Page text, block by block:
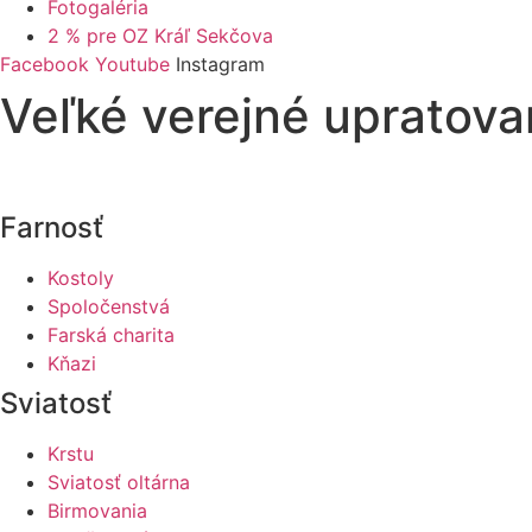
Fotogaléria
2 % pre OZ Kráľ Sekčova
Facebook Youtube Instagram
Veľké verejné
Farnosť
Kostoly
Spoločenstvá
Farská charita
Kňazi
Sviatosť
Krstu
Sviatosť oltárna
Birmovania